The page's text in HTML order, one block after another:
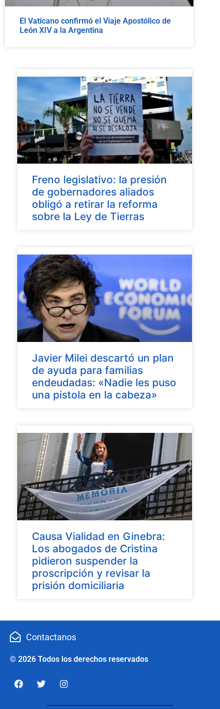
El Vaticano confirmó el Viaje Apostólico de
León XIV a la Argentina
Freno legislativo: la presión
de gobernadores aliados
obligó a retirar la reforma
sobre la Ley de Tierras
Javier Milei descartó un plan
de ayuda para familias
endeudadas: «Nadie les puso
una pistola en la cabeza»
Causa Vialidad en Ginebra:
Los abogados de Cristina
pidieron suspender la
proscripción y revisar la
prisión domiciliaria
Contactanos
© 2026 Todos los derechos reservados